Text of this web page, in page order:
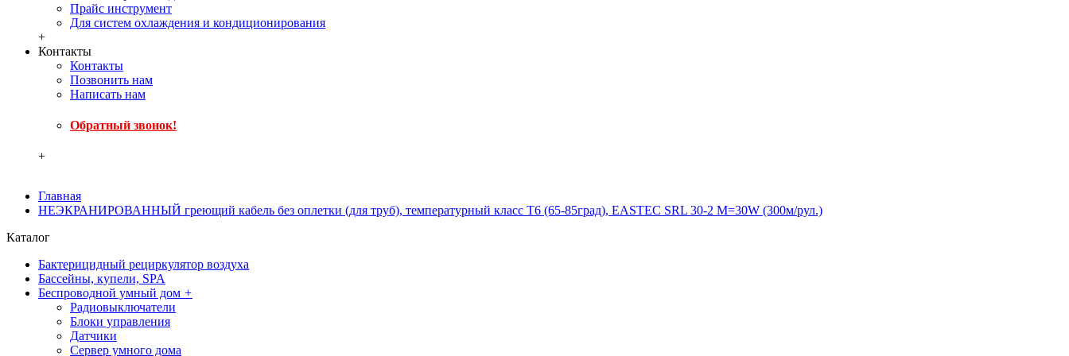
Прайс инструмент
Для систем охлаждения и кондиционирования
+
Контакты
Контакты
Позвонить нам
Написать нам
Обратный звонок!
+
Главная
НЕЭКРАНИРОВАННЫЙ греющий кабель без оплетки (для труб), температурный класс Т6 (65-85град), EASTEC SRL 30-2 M=30W (300м/рул.)
Каталог
Бактерицидный рециркулятор воздуха
Бассейны, купели, SPA
Беспроводной умный дом +
Радиовыключатели
Блоки управления
Датчики
Сервер умного дома